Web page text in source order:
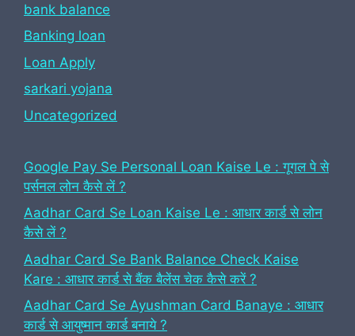
bank balance
Banking loan
Loan Apply
sarkari yojana
Uncategorized
Google Pay Se Personal Loan Kaise Le : गूगल पे से
पर्सनल लोन कैसे लें ?
Aadhar Card Se Loan Kaise Le : आधार कार्ड से लोन
कैसे लें ?
Aadhar Card Se Bank Balance Check Kaise
Kare : आधार कार्ड से बैंक बैलेंस चेक कैसे करें ?
Aadhar Card Se Ayushman Card Banaye : आधार
कार्ड से आयुष्मान कार्ड बनाये ?